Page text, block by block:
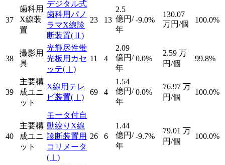
37
歯科用
X線装
置
デジタル式
歯科用パノ
ラマX線診
断装置(Ⅱ)
23 13
2.5
億円/
年
-9.0%
130.07
万円/個
100.0%
38
撮影用
具
光輝尽性蛍
光板用カセ
ッテ(Ⅰ)
11 4
2.09
億円/
年
0.0%
2.59 万
円/個
99.8%
39
主要構
成ユニ
ット
X線用テレ
ビ装置(Ⅰ)
69 4
1.54
億円/
年
0.0%
76.97 万
円/個
100.0%
40
主要構
成ユニ
ット
モータ付自
動絞りX線
診断装置用
コリメータ
(Ⅰ)
26 6
1.44
億円/
年
-9.7%
79.01 万
円/個
100.0%